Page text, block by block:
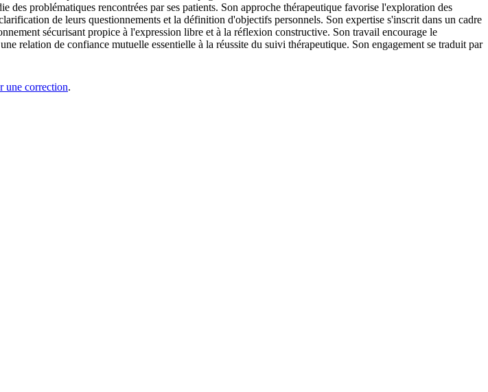
problématiques rencontrées par ses patients. Son approche thérapeutique favorise l'exploration des
de leurs questionnements et la définition d'objectifs personnels. Son expertise s'inscrit dans un cadre
sécurisant propice à l'expression libre et à la réflexion constructive. Son travail encourage le
relation de confiance mutuelle essentielle à la réussite du suivi thérapeutique. Son engagement se traduit par
une correction.